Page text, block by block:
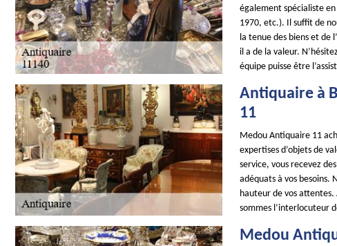
également spécialiste
1970, etc.). Il suffit de
la tenue des biens et de
il a de la valeur.
équipe puisse être
Antiquaire à
11
Medou Antiquaire 11
expertises d’objets de
service, vous recevez
adéquats à vos besoins.
hauteur de vos
sommes l’interlocuteur
Medou